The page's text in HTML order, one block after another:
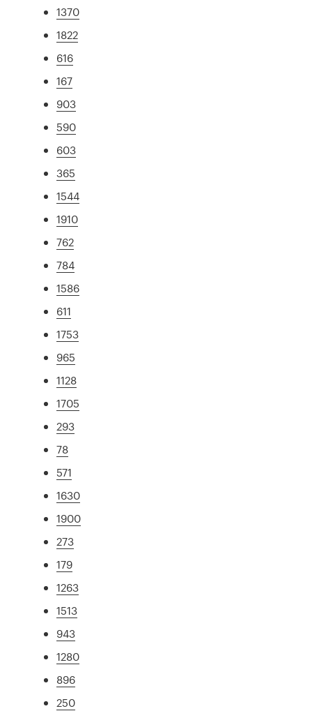
1370
1822
616
167
903
590
603
365
1544
1910
762
784
1586
611
1753
965
1128
1705
293
78
571
1630
1900
273
179
1263
1513
943
1280
896
250